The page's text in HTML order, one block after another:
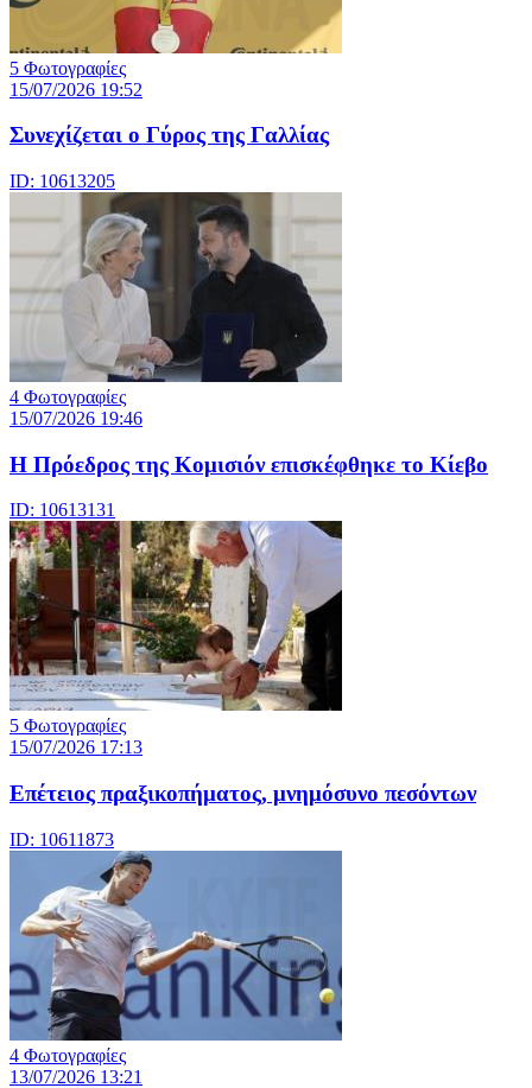
5 Φωτογραφίες
15/07/2026 19:52
Συνεχίζεται ο Γύρος της Γαλλίας
ID: 10613205
4 Φωτογραφίες
15/07/2026 19:46
Η Πρόεδρος της Κομισιόν επισκέφθηκε το Κίεβο
ID: 10613131
5 Φωτογραφίες
15/07/2026 17:13
Επέτειος πραξικοπήματος, μνημόσυνο πεσόντων
ID: 10611873
4 Φωτογραφίες
13/07/2026 13:21